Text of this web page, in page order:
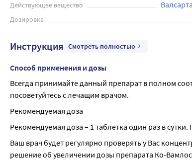
Действующее вещество
Дозировка
Инструкция Смотреть полностью
Способ применения и дозы
Всегда принимайте данный препарат в полном
посоветуйтесь с лечащим врачом.
Рекомендуемая доза
Рекомендуемая доза – 1 таблетка один раз в
Ваш врач будет регулярно проверять у Вас
решение об увеличении дозы препарата Ко-